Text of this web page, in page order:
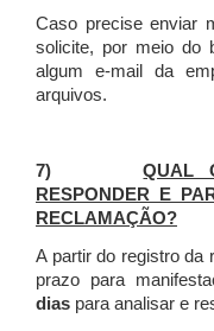
Caso precise enviar
solicite, por meio do
algum e-mail da
arquivos.
7)QUAL
RESPONDER E
RECLAMAÇÃO?
A partir do registro da
prazo para
dias para analisar e